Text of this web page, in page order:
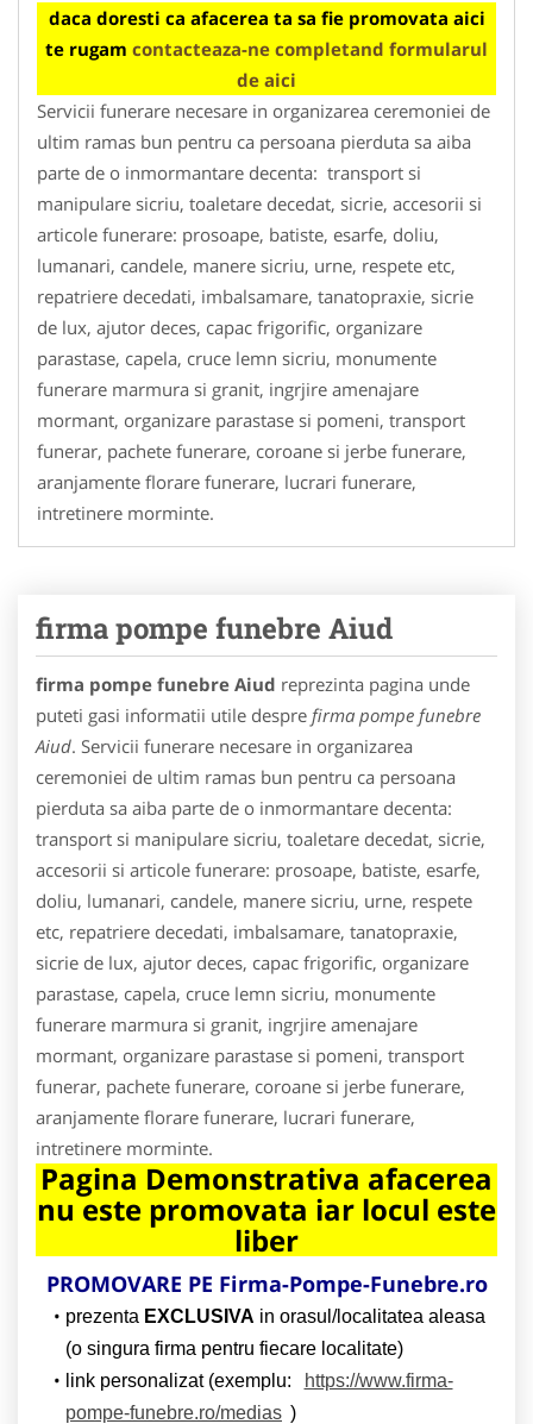
daca doresti ca afacerea ta sa fie promovata aici
te rugam contacteaza-ne completand formularul
de aici
Servicii funerare necesare in organizarea ceremoniei de
ultim ramas bun pentru ca persoana pierduta sa aiba
parte de o inmormantare decenta: transport si
manipulare sicriu, toaletare decedat, sicrie, accesorii si
articole funerare: prosoape, batiste, esarfe, doliu,
lumanari, candele, manere sicriu, urne, respete etc,
repatriere decedati, imbalsamare, tanatopraxie, sicrie
de lux, ajutor deces, capac frigorific, organizare
parastase, capela, cruce lemn sicriu, monumente
funerare marmura si granit, ingrjire amenajare
mormant, organizare parastase si pomeni, transport
funerar, pachete funerare, coroane si jerbe funerare,
aranjamente florare funerare, lucrari funerare,
intretinere morminte.
firma pompe funebre Aiud
firma pompe funebre Aiud reprezinta pagina unde
puteti gasi informatii utile despre firma pompe funebre
Aiud. Servicii funerare necesare in organizarea
ceremoniei de ultim ramas bun pentru ca persoana
pierduta sa aiba parte de o inmormantare decenta:
transport si manipulare sicriu, toaletare decedat, sicrie,
accesorii si articole funerare: prosoape, batiste, esarfe,
doliu, lumanari, candele, manere sicriu, urne, respete
etc, repatriere decedati, imbalsamare, tanatopraxie,
sicrie de lux, ajutor deces, capac frigorific, organizare
parastase, capela, cruce lemn sicriu, monumente
funerare marmura si granit, ingrjire amenajare
mormant, organizare parastase si pomeni, transport
funerar, pachete funerare, coroane si jerbe funerare,
aranjamente florare funerare, lucrari funerare,
intretinere morminte.
Pagina Demonstrativa afacerea
nu este promovata iar locul este
liber
PROMOVARE PE Firma-Pompe-Funebre.ro
prezenta EXCLUSIVA in orasul/localitatea aleasa
(o singura firma pentru fiecare localitate)
link personalizat (exemplu:
https://www.firma-
pompe-funebre.ro/medias )